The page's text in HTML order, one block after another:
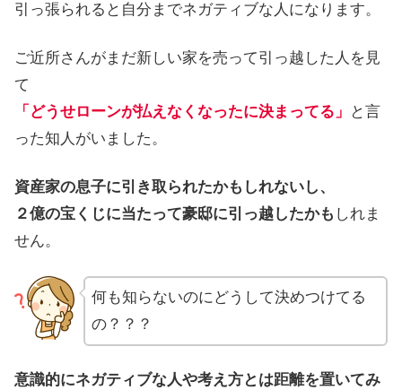
引っ張られると自分までネガティブな人になります。
ご近所さんがまだ新しい家を売って引っ越した人を見
て
「どうせローンが払えなくなったに決まってる」
と言
った知人がいました。
資産家の息子に引き取られたかもしれないし、
２億の宝くじに当たって豪邸に引っ越したかも しれま
せん。
何も知らないのにどうして決めつけてる
の？？？
意識的にネガティブな人や考え方とは距離を置いてみ